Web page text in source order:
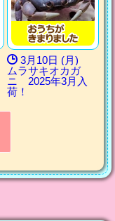
3月10日 (月)
ムラサキオカガ
ニ 2025年3月入
荷！